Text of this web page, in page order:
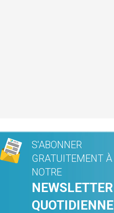
S'ABONNER
GRATUITEMENT À
NOTRE
NEWSLETTER
QUOTIDIENNE